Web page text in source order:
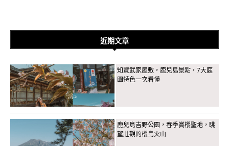
近期文章
知覽武家屋敷，鹿兒島景點，7大庭
園特色一次看懂
鹿兒島吉野公園，春季賞櫻聖地，眺
望壯觀的櫻島火山